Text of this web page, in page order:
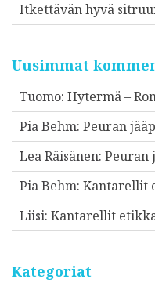
Itkettävän hyvä
Uusimmat
Tuomo: Hytermä –
Pia Behm: Peuran
Lea Räisänen: Peuran
Pia Behm: Kantarellit
Liisi: Kantarellit
Kategoriat